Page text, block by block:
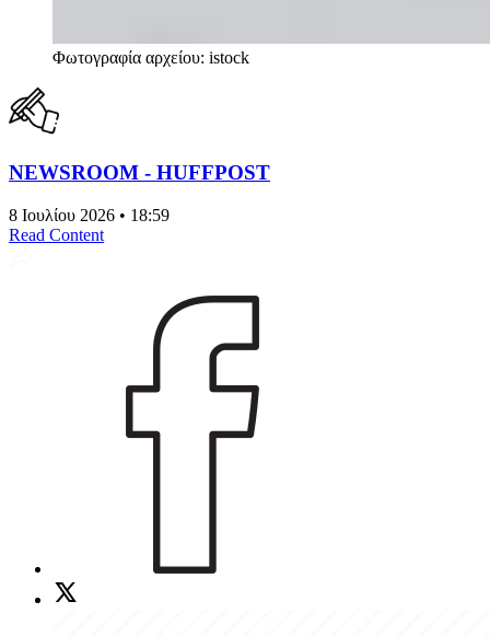
Φωτογραφία αρχείου: istock
NEWSROOM - HUFFPOST
8 Ιουλίου 2026 • 18:59
Read Content